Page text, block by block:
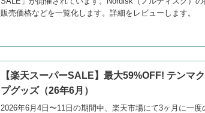
販売価格などを一覧化します。詳細をレビューします。
【楽天スーパーSALE】最大59%OFF! テンマ
プグッズ（26年6月）
2026年6月4日〜11日の期間中、楽天市場にて3ヶ月に一